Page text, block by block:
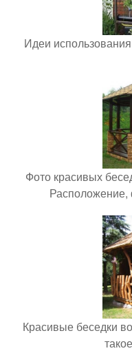
Идеи
Фото красивых
Красивые беседки